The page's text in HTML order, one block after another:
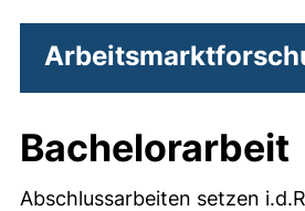
Bachelorarbeit
Abschlussarbeiten setzen